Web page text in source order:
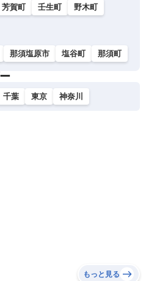
芳賀町 壬生町
野木町
那須塩原市 塩谷町 那須町
千葉 東京 神奈川
もっと見る